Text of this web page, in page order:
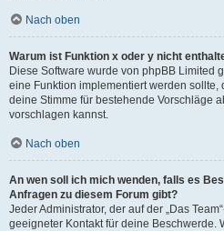
Nach oben
Warum ist Funktion x oder y nicht
Diese Software wurde von phpBB Limited
eine Funktion implementiert werden sollte,
deine Stimme für bestehende Vorschläge
vorschlagen kannst.
Nach oben
An wen soll ich mich wenden, falls es
Anfragen zu diesem Forum gibt?
Jeder Administrator, der auf der „Das
geeigneter Kontakt für deine Beschwerde.